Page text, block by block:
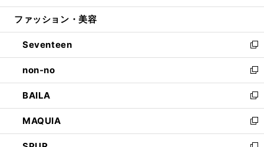
開
ウ
開
く
ン
ウ
で
開
く
ウ
ン
ド
ウ
で
開
く
ファッション・美容
Seventeen
新
し
い
ウ
ィ
ン
ド
ウ
non-no
新
し
い
ウ
ィ
ン
BAILA
新
し
い
ウ
MAQUIA
新
し